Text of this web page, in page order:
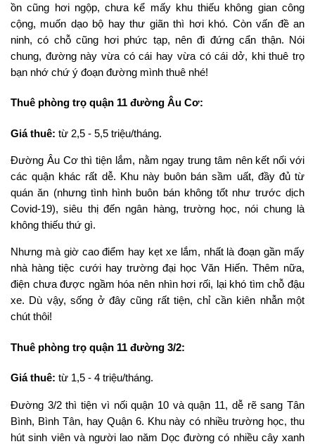
ồn cũng hơi ngộp, chưa kể mấy khu thiếu không gian công
cộng, muốn dạo bộ hay thư giãn thì hơi khó. Còn vấn đề an
ninh, có chỗ cũng hơi phức tạp, nên đi đứng cẩn thận. Nói
chung, đường này vừa có cái hay vừa có cái dở, khi thuê trọ
bạn nhớ chứ ý đoạn đường mình thuê nhé!
Thuê phòng trọ quận 11 đường Âu Cơ:
Giá thuê: từ 2,5 - 5,5 triệu/tháng.
Đường Âu Cơ thì tiện lắm, nằm ngay trung tâm nên kết nối với
các quận khác rất dễ. Khu này buôn bán sầm uất, đầy đủ từ
quán ăn (nhưng tình hình buôn bán không tốt như trước dịch
Covid-19), siêu thị đến ngân hàng, trường học, nói chung là
không thiếu thứ gì.
Nhưng mà giờ cao điểm hay kẹt xe lắm, nhất là đoạn gần mấy
nhà hàng tiệc cưới hay trường đại học Văn Hiến. Thêm nữa,
điện chưa được ngầm hóa nên nhìn hơi rối, lại khó tìm chỗ đậu
xe. Dù vậy, sống ở đây cũng rất tiện, chỉ cần kiên nhẫn một
chút thôi!
Thuê phòng trọ quận 11 đường 3/2:
Giá thuê: từ 1,5 - 4 triệu/tháng.
Đường 3/2 thì tiện vì nối quận 10 và quận 11, dễ rẽ sang Tân
Bình, Bình Tân, hay Quận 6. Khu này có nhiều trường học, thu
hút sinh viên và người lao năm Dọc đường có nhiều cây xanh